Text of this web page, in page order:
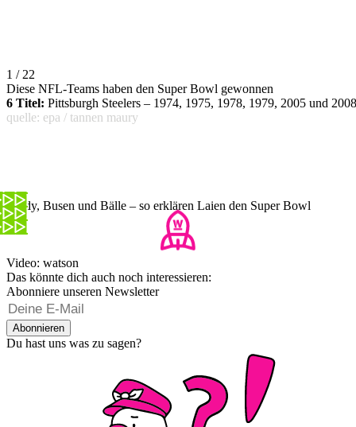
1 / 22
Diese NFL-Teams haben den Super Bowl gewonnen
6 Titel: Pittsburgh Steelers – 1974, 1975, 1978, 1979, 2005 und
quelle: epa / tannen maury
Brady, Busen und Bälle – so erklären Laien den Super Bowl
Video: watson
Das könnte dich auch noch interessieren:
Abonniere unseren Newsletter
Abonnieren
Du hast uns was zu sagen?